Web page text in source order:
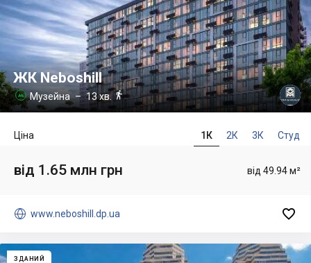
ЖК Neboshill
 Музейна– 13 хв. 
1К 2К 3К Студ
Ціна
від 49.94 м²
від 1.65 млн грн
 www.neboshill.dp.ua 
ЗДАНИЙ